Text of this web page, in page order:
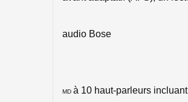
audio Bose
MD à 10 haut-parleurs